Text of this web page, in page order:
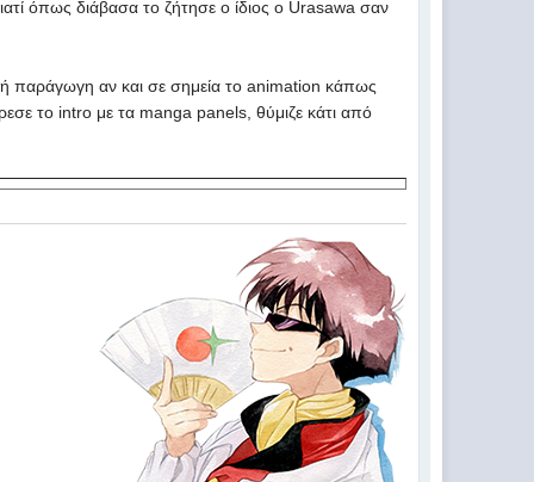
όπως διάβασα το ζήτησε ο ίδιος ο Urasawa σαν
παράγωγη αν και σε σημεία το animation κάπως
το intro με τα manga panels, θύμιζε κάτι από